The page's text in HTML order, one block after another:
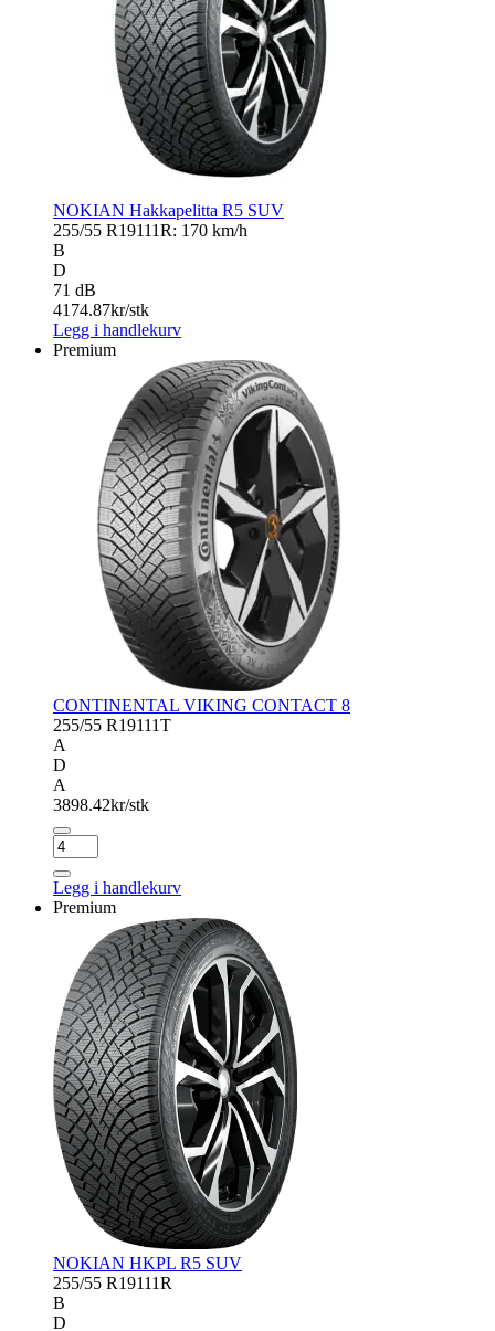
NOKIAN Hakkapelitta R5 SUV
255/55 R19111R: 170 km/h
B
D
71 dB
4174.87kr/stk
Legg i handlekurv
Premium
CONTINENTAL VIKING CONTACT 8
255/55 R19111T
A
D
A
3898.42kr/stk
CONTINENTAL
VIKING
CONTACT
8
Legg i handlekurv
Premium
NOKIAN HKPL R5 SUV
255/55 R19111R
B
D